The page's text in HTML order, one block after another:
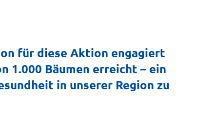
für diese Aktion engagiert
1.000 Bäumen erreicht – ein
in unserer Region zu